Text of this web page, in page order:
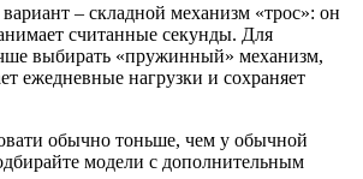
– складной механизм «трос»: он
считанные секунды. Для
выбирать «пружинный» механизм,
ежедневные нагрузки и сохраняет
обычно тоньше, чем у обычной
модели с дополнительным